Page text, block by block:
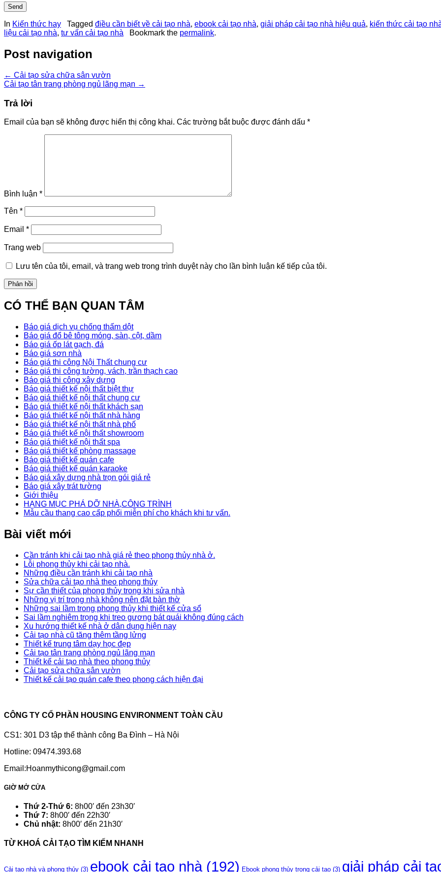
In Kiến thức hay Tagged điều cần biết về cải tạo nhà, ebook cải tạo nhà, giải pháp cải tạo nhà hiệu quả, kiến thức cải tạo
liệu cải tạo nhà, tư vấn cải tạo nhà Bookmark the permalink.
Post navigation
← Cải tạo sửa chữa sân vườn
Cải tạo tân trang phòng ngủ lãng mạn →
Trả lời
Email của bạn sẽ không được hiển thị công khai. Các trường bắt buộc được đánh dấu *
Bình luận *
Tên *
Email *
Trang web
Lưu tên của tôi, email, và trang web trong trình duyệt này cho lần bình luận kế tiếp của tôi.
CÓ THỂ BẠN QUAN TÂM
Báo giá dịch vụ chống thấm dột
Báo giá đổ bê tông móng, sàn, cột, dầm
Báo giá ốp lát gạch, đá
Báo giá sơn nhà
Báo giá thi công Nội Thất chung cư
Báo giá thi công tường, vách, trần thạch cao
Báo giá thi công xây dựng
Báo giá thiết kế nội thất biệt thự
Báo giá thiết kế nội thất chung cư
Báo giá thiết kế nội thất khách sạn
Báo giá thiết kế nội thất nhà hàng
Báo giá thiết kế nội thất nhà phố
Báo giá thiết kế nội thất showroom
Báo giá thiết kế nội thất spa
Báo giá thiết kế phòng massage
Báo giá thiết kế quán cafe
Báo giá thiết kế quán karaoke
Báo giá xây dựng nhà trọn gói giá rẻ
Báo giá xây trát tường
Giới thiệu
HẠNG MỤC PHÁ DỠ NHÀ,CÔNG TRÌNH
Mẫu cầu thang cao cấp phối miễn phí cho khách khi tư vấn.
Bài viết mới
Cần tránh khi cải tạo nhà giá rẻ theo phong thủy nhà ở.
Lỗi phong thủy khi cải tạo nhà.
Những điều cần tránh khi cải tạo nhà
Sửa chữa cải tạo nhà theo phong thủy
Sự cần thiết của phong thủy trong khi sửa nhà
Những vị trí trong nhà không nên đặt bàn thờ
Những sai lầm trong phong thủy khi thiết kế cửa sổ
Sai lầm nghiêm trọng khi treo gương bát quái không đúng cách
Xu hướng thiết kế nhà ở dân dụng hiện nay
Cải tạo nhà cũ tăng thêm tầng lửng
Thiết kế trung tâm dạy học đẹp
Cải tạo tân trang phòng ngủ lãng mạn
Thiết kế cải tạo nhà theo phong thủy
Cải tạo sửa chữa sân vườn
Thiết kế cải tạo quán cafe theo phong cách hiện đại
CÔNG TY CỔ PHẦN HOUSING ENVIRONMENT TOÀN CẦU
CS1: 301 D3 tập thể thành công Ba Đình – Hà Nội
Hotline: 09474.393.68
Email:Hoanmythicong@gmail.com
GIỜ MỞ CỬA
Thứ 2-Thứ 6: 8h00′ đến 23h30′
Thứ 7: 8h00′ đến 22h30′
Chủ nhật: 8h00′ đến 21h30′
TỪ KHOÁ CẢI TẠO TÌM KIẾM NHANH
Cải tạo nhà và phong thủy (3) ebook cải tạo nhà(192) Ebook phong thủy trong cải tạo (3) giải pháp cải